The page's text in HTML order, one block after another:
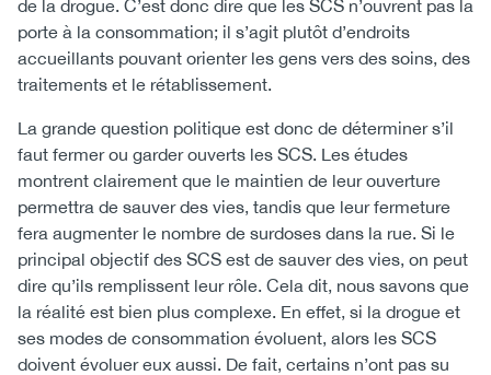
de la drogue. C’est donc dire que les SCS n’ouvrent pas la
porte à la consommation; il s’agit plutôt d’endroits
accueillants pouvant orienter les gens vers des soins, des
traitements et le rétablissement.
La grande question politique est donc de déterminer s’il
faut fermer ou garder ouverts les SCS. Les études
montrent clairement que le maintien de leur ouverture
permettra de sauver des vies, tandis que leur fermeture
fera augmenter le nombre de surdoses dans la rue. Si le
principal objectif des SCS est de sauver des vies, on peut
dire qu’ils remplissent leur rôle. Cela dit, nous savons que
la réalité est bien plus complexe. En effet, si la drogue et
ses modes de consommation évoluent, alors les SCS
doivent évoluer eux aussi. De fait, certains n’ont pas su